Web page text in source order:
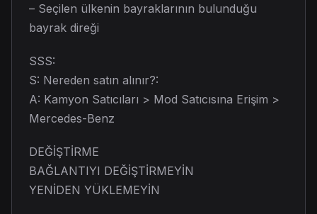
– Seçilen ülkenin bayraklarının bulunduğu
bayrak direği
SSS:
S: Nereden satın alınır?:
A: Kamyon Satıcıları > Mod Satıcısına Erişim >
Mercedes-Benz
DEĞİŞTİRME
BAĞLANTIYI DEĞİŞTİRMEYİN
YENİDEN YÜKLEMEYİN